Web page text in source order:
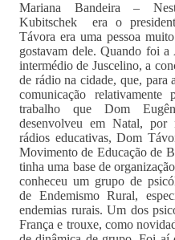
Mariana Bandeira –
Kubitschek era o
Távora era uma pessoa
gostavam dele. Quando foi
intermédio de Juscelino, a
de rádio na cidade, que, para
comunicação relativamente
trabalho que Dom
desenvolveu em Natal, por
rádios educativas, Dom
Movimento de Educação de
tinha uma base de
conheceu um grupo de
de Endemismo Rural,
endemias rurais. Um dos
França e trouxe, como